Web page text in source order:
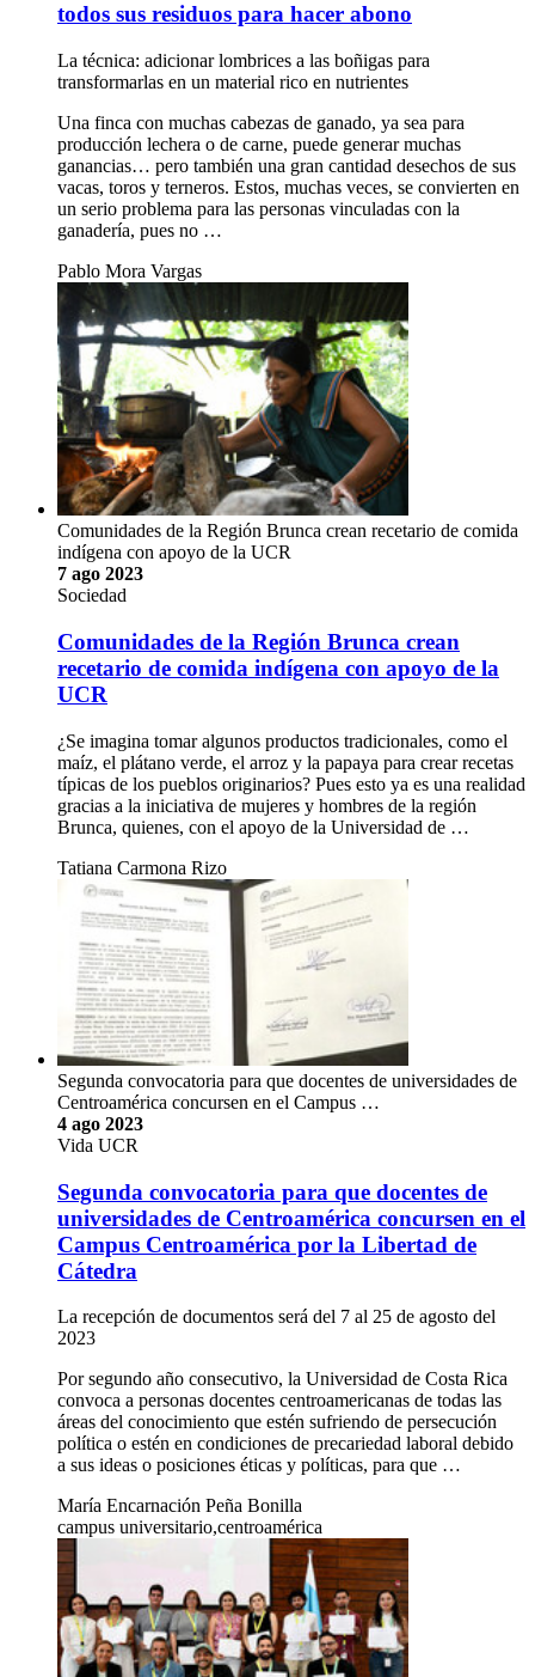
todos sus residuos para hacer abono
La técnica: adicionar lombrices a las boñigas para
transformarlas en un material rico en nutrientes
Una finca con muchas cabezas de ganado, ya sea para
producción lechera o de carne, puede generar muchas
ganancias… pero también una gran cantidad desechos de sus
vacas, toros y terneros. Estos, muchas veces, se convierten en
un serio problema para las personas vinculadas con la
ganadería, pues no …
Pablo Mora Vargas
Comunidades de la Región Brunca crean recetario de comida
indígena con apoyo de la UCR
7 ago 2023
Sociedad
Comunidades de la Región Brunca crean
recetario de comida indígena con apoyo de la
UCR
¿Se imagina tomar algunos productos tradicionales, como el
maíz, el plátano verde, el arroz y la papaya para crear recetas
típicas de los pueblos originarios? Pues esto ya es una realidad
gracias a la iniciativa de mujeres y hombres de la región
Brunca, quienes, con el apoyo de la Universidad de …
Tatiana Carmona Rizo
Segunda convocatoria para que docentes de universidades de
Centroamérica concursen en el Campus …
4 ago 2023
Vida UCR
Segunda convocatoria para que docentes de
universidades de Centroamérica concursen en el
Campus Centroamérica por la Libertad de
Cátedra
La recepción de documentos será del 7 al 25 de agosto del
2023
Por segundo año consecutivo, la Universidad de Costa Rica
convoca a personas docentes centroamericanas de todas las
áreas del conocimiento que estén sufriendo de persecución
política o estén en condiciones de precariedad laboral debido
a sus ideas o posiciones éticas y políticas, para que …
María Encarnación Peña Bonilla
campus universitario,centroamérica